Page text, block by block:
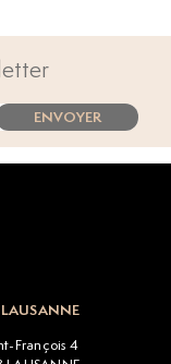
ENVOYER
François 4